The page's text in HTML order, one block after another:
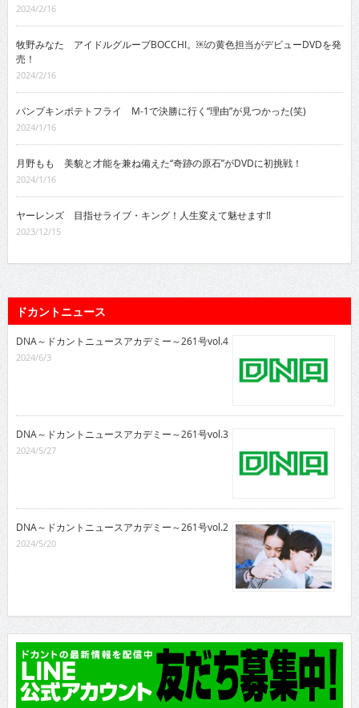
2024/2/16
牧野みなた アイドルグループBOCCHI。￼の黄色担当がデビューDVDを発
売！
2024/2/16
パンプキンポテトフライ M-1で決勝に行く“理由”が見つかった(笑)
2024/1/16
月野もも 美貌と才能を兼ね備えた“奇跡の原石”がDVDに初挑戦！
2024/1/16
ヤーレンズ 目指せライブ・キング！人生変えて魅せます!!
2023/12/15
ドカントニュース
DNA～ドカントニュースアカデミー～261号vol.4
2024/6/3
DNA～ドカントニュースアカデミー～261号vol.3
2024/5/27
DNA～ドカントニュースアカデミー～261号vol.2
2024/5/20